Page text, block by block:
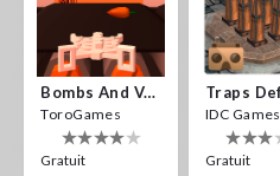
Bombs And Veggies
ToroGames
Gratuit
IDC Games
Gratuit